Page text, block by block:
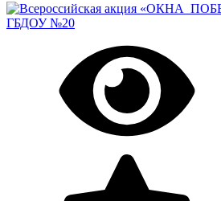
ГБДОУ №20